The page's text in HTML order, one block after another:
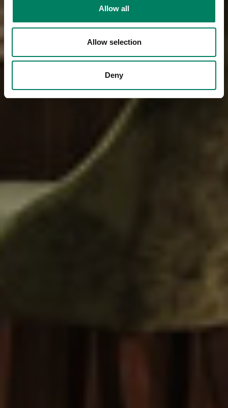
Allow all
Allow selection
Deny